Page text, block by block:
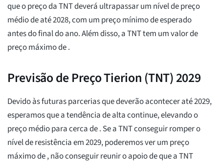
que o preço da TNT deverá ultrapassar um nível de preço
médio deaté 2028, com um preço mínimo deesperado
antes do final do ano. Além disso, a TNT tem um valor de
preço máximo de.
Previsão de Preço Tierion (TNT) 2029
Devido às futuras parcerias que deverão acontecer até 2029,
esperamos que a tendência de alta continue, elevando o
preço médio para cerca de. Se a TNT conseguir romper o
nível de resistência em 2029, poderemos ver um preço
máximo de, não conseguir reunir o apoio de que a TNT